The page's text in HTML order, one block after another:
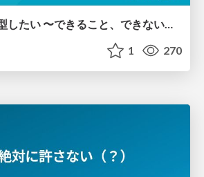
PHPだって関数型したい 〜できること、できないこと〜 / fp-in-php
1 270